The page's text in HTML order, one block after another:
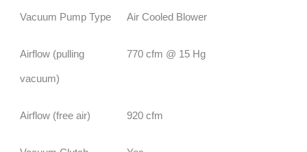
Vacuum Pump Type Air Cooled Blower
Airflow (pulling
vacuum)
770 cfm @ 15 Hg
Airflow (free air) 920 cfm